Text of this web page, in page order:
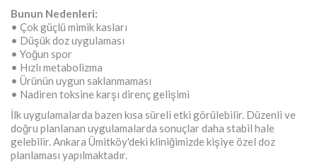
Bunun Nedenleri:
• Çok güçlü mimik kasları
• Düşük doz uygulaması
• Yoğun spor
• Hızlı metabolizma
• Ürünün uygun saklanmaması
• Nadiren toksine karşı direnç gelişimi
İlk uygulamalarda bazen kısa süreli etki görülebilir. Düzenli ve
doğru planlanan uygulamalarda sonuçlar daha stabil hale
gelebilir. Ankara Ümitköy'deki kliniğimizde kişiye özel doz
planlaması yapılmaktadır.